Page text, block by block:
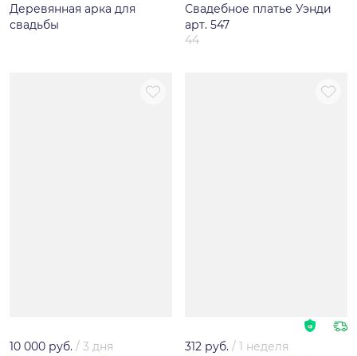
Деревянная арка для
свадьбы
Свадебное платье Уэнди
арт. 547
44
10 000 руб. / 3 дня
312 руб. / 1 неделя